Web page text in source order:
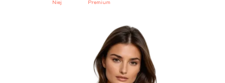
Niej
Premium